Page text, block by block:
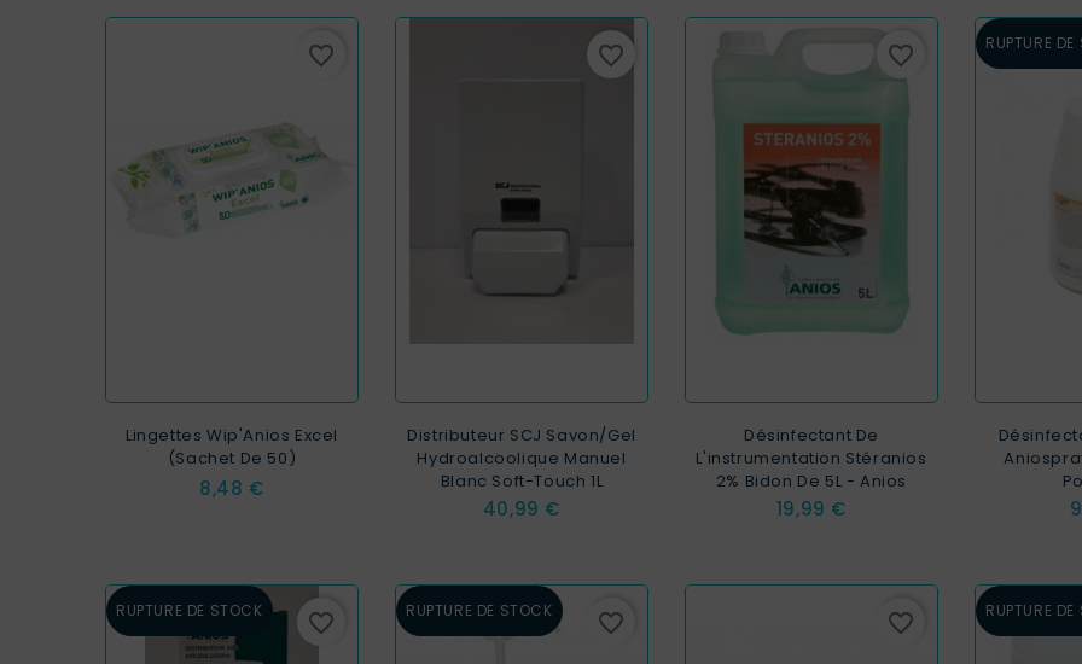
favorite_border
Lingettes Wip'Anios Excel
(sachet De 50)
Prix
8,48 €
favorite_border
Distributeur SCJ Savon/Gel
Hydroalcoolique Manuel
Blanc Soft-Touch 1L
Prix
40,99 €
favorite_border
Désinfectant De
L'instrumentation Stéranios
2% Bidon De 5L - Anios
Prix
19,99 €
RUPTURE
RUPTURE DE STOCK favorite_border RUPTURE DE STOCK favorite_border favorite_border RUPTURE